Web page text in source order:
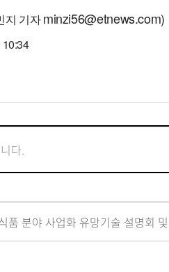
지 기자minzi56@etnews.com)
다.
품 분야 사업화 유망기술 설명회